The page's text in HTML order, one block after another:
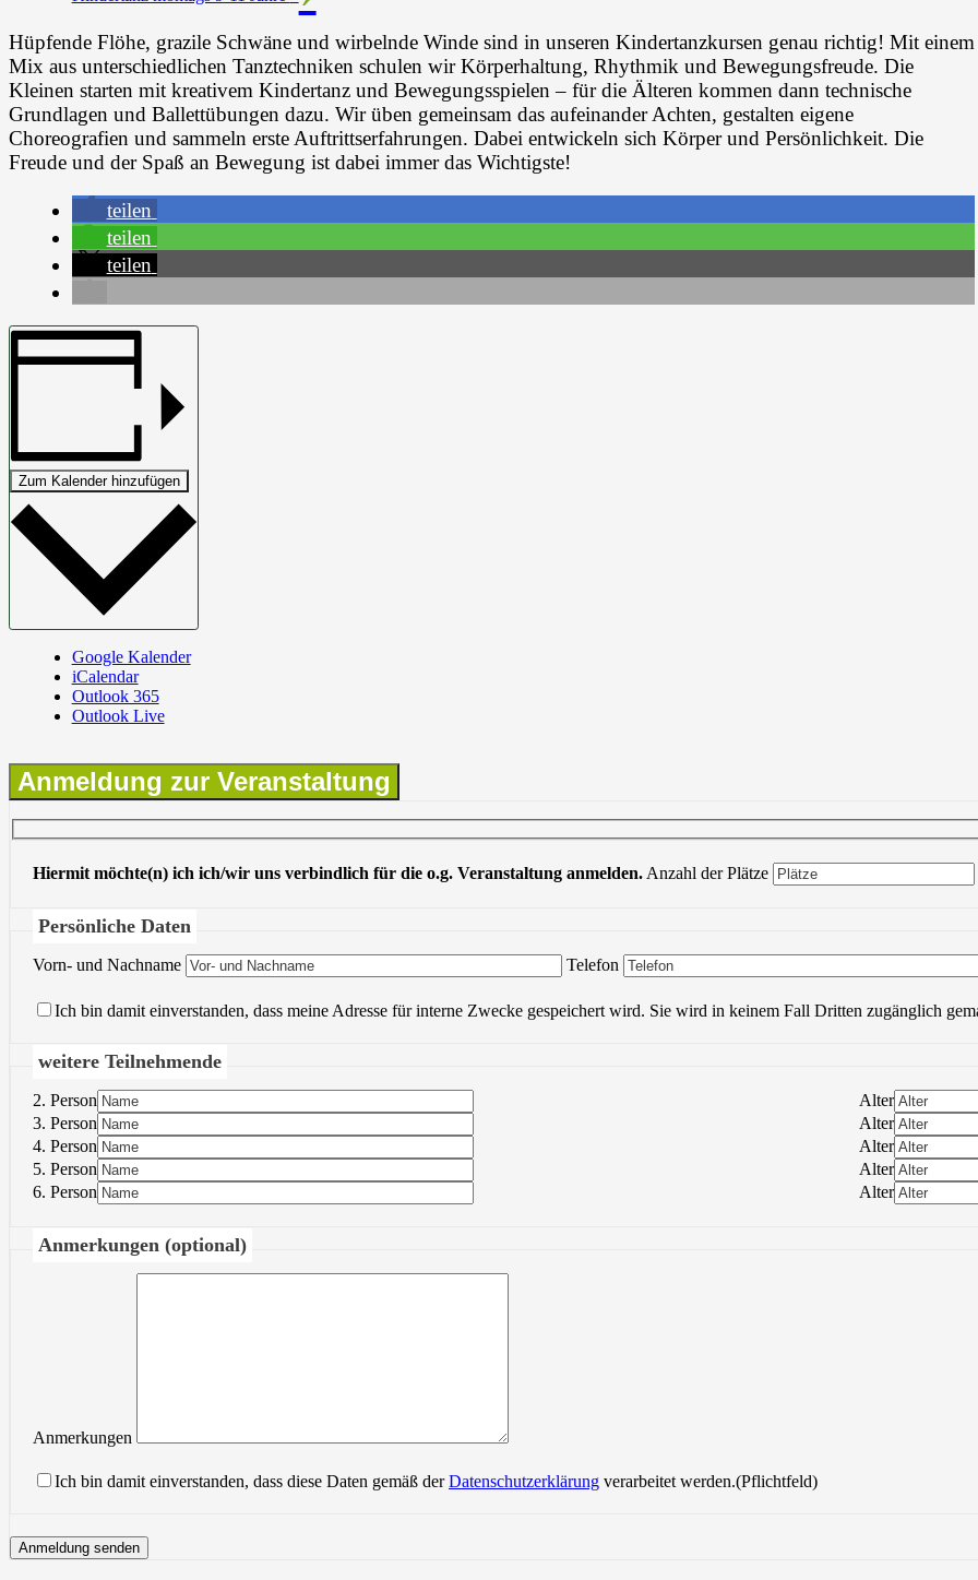
Hüpfende Flöhe, grazile Schwäne und wirbelnde Winde sind in unseren Kindertanzkursen genau richtig! Mit einem
Mix aus unterschiedlichen Tanztechniken schulen wir Körperhaltung, Rhythmik und Bewegungsfreude. Die
Kleinen starten mit kreativem Kindertanz und Bewegungsspielen – für die Älteren kommen dann technische
Grundlagen und Ballettübungen dazu. Wir üben gemeinsam das aufeinander Achten, gestalten eigene
Choreografien und sammeln erste Auftrittserfahrungen. Dabei entwickeln sich Körper und Persönlichkeit. Die
Freude und der Spaß an Bewegung ist dabei immer das Wichtigste!
teilen
teilen
teilen
Zum Kalender hinzufügen
Google Kalender
iCalendar
Outlook 365
Outlook Live
Anmeldung zur Veranstaltung
Hiermit möchte(n) ich ich/wir uns verbindlich für die o.g. Veranstaltung anmelden. Anzahl der Plätze
Persönliche Daten
Vorn- und Nachname Bitte lasse dieses Feld leer.
Telefon
Ich bin damit einverstanden, dass meine Adresse für interne Zwecke gespeichert wird. Sie wird in keinem Fall Dritten zugänglich
weitere Teilnehmende
2. Person
Alter
3. Person
Alter
4. Person
Alter
5. Person
Alter
6. Person
Alter
Anmerkungen (optional)
Anmerkungen
Ich bin damit einverstanden, dass diese Daten gemäß derDatenschutzerklärung verarbeitet werden.(Pflichtfeld)